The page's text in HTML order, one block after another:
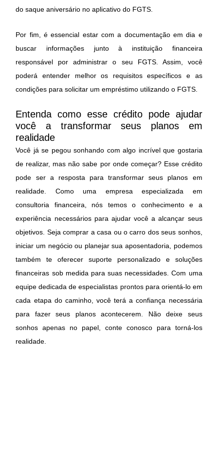
do saque aniversário no aplicativo do FGTS.
Por fim, é essencial estar com a documentação em dia e
buscar informações junto à instituição financeira
responsável por administrar o seu FGTS. Assim, você
poderá entender melhor os requisitos específicos e as
condições para solicitar um empréstimo utilizando o FGTS.
Entenda como esse crédito pode ajudar
você a transformar seus planos em
realidade
Você já se pegou sonhando com algo incrível que gostaria
de realizar, mas não sabe por onde começar? Esse crédito
pode ser a resposta para transformar seus planos em
realidade. Como uma empresa especializada em
consultoria financeira, nós temos o conhecimento e a
experiência necessários para ajudar você a alcançar seus
objetivos. Seja comprar a casa ou o carro dos seus sonhos,
iniciar um negócio ou planejar sua aposentadoria, podemos
também te oferecer suporte personalizado e soluções
financeiras sob medida para suas necessidades. Com uma
equipe dedicada de especialistas prontos para orientá-lo em
cada etapa do caminho, você terá a confiança necessária
para fazer seus planos acontecerem. Não deixe seus
sonhos apenas no papel, conte conosco para torná-los
realidade.